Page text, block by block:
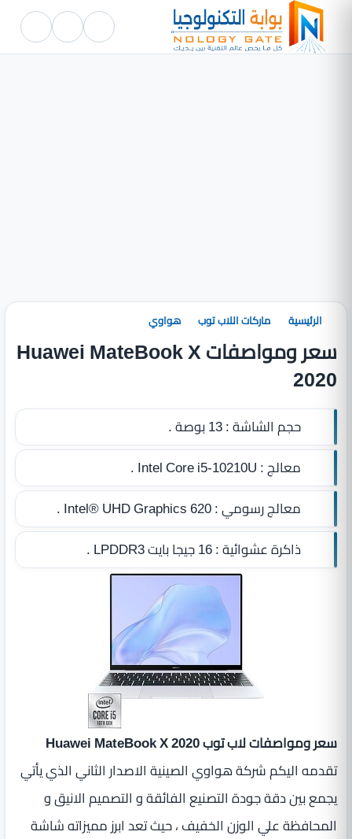
الرئيسية ماركات اللاب توب هواوي
سعر ومواصفات Huawei MateBook X
2020
حجم الشاشة :13 بوصة .
معالج :Intel Core i5-10210U .
معالج رسومي :Intel® UHD Graphics 620 .
ذاكرة عشوائية :16 جيجا بايت LPDDR3‏ .
سعر ومواصفات لاب توب Huawei MateBook X 2020
تقدمه اليكم شركة هواوي الصينية الاصدار الثاني الذي يأتي
يجمع بين دقة جودة التصنيع الفائقة و التصميم الانيق و
المحافظة علي الوزن الخفيف ، حيث تعد ابرز مميزاته شاشة